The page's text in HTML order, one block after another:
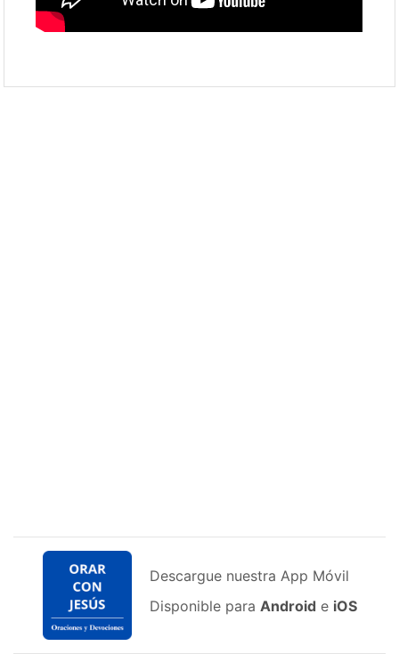
Descargue nuestra App Móvil
Disponible para Android e iOS